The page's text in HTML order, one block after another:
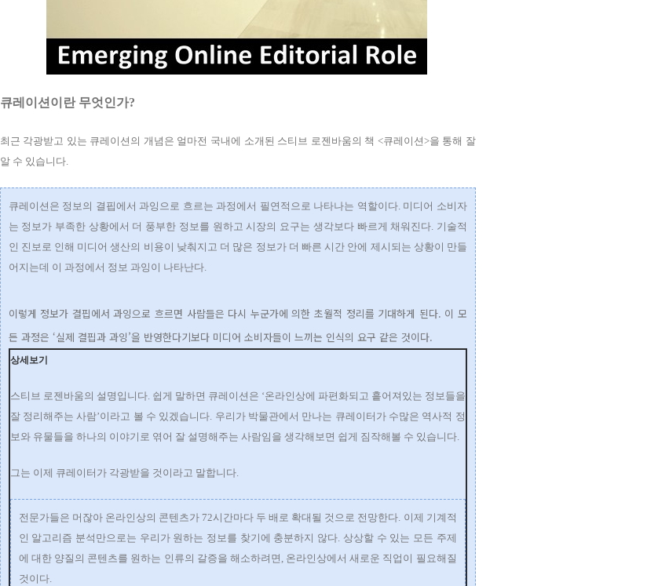
큐레이션이란 무엇인가?
최근 각광받고 있는 큐레이션의 개념은 얼마전 국내에 소개된 스티브 로젠바움의 책 <큐레이션>을 통해 잘
알 수 있습니다.
큐레이션은 정보의 결핍에서 과잉으로 흐르는 과정에서 필연적으로 나타나는 역할이다. 미디어 소비자
는 정보가 부족한 상황에서 더 풍부한 정보를 원하고 시장의 요구는 생각보다 빠르게 채워진다. 기술적
인 진보로 인해 미디어 생산의 비용이 낮춰지고 더 많은 정보가 더 빠른 시간 안에 제시되는 상황이 만들
어지는데 이 과정에서 정보 과잉이 나타난다.
이렇게 정보가 결핍에서 과잉으로 흐르면 사람들은 다시 누군가에 의한 초월적 정리를 기대하게 된다. 이 모
든 과정은 ‘실제 결핍과 과잉’을 반영한다기보다 미디어 소비자들이 느끼는 인식의 요구 같은 것이다.
상세보기
스티브 로젠바움의 설명입니다. 쉽게 말하면 큐레이션은 ‘온라인상에 파편화되고 흩어져있는 정보들을
잘 정리해주는 사람’이라고 볼 수 있겠습니다. 우리가 박물관에서 만나는 큐레이터가 수많은 역사적 정
보와 유물들을 하나의 이야기로 엮어 잘 설명해주는 사람임을 생각해보면 쉽게 짐작해볼 수 있습니다.
그는 이제 큐레이터가 각광받을 것이라고 말합니다.
전문가들은 머잖아 온라인상의 콘텐츠가 72시간마다 두 배로 확대될 것으로 전망한다. 이제 기계적
인 알고리즘 분석만으로는 우리가 원하는 정보를 찾기에 충분하지 않다. 상상할 수 있는 모든 주제
에 대한 양질의 콘텐츠를 원하는 인류의 갈증을 해소하려면, 온라인상에서 새로운 직업이 필요해질
것이다.